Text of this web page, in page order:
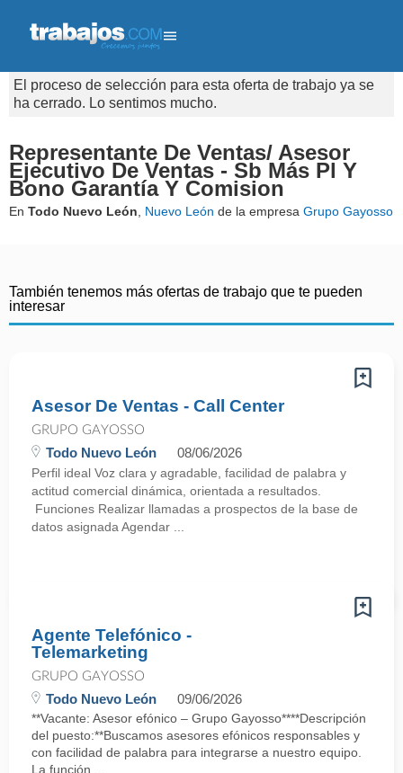
El proceso de selección para esta oferta de trabajo ya se
ha cerrado. Lo sentimos mucho.
Representante De Ventas/ Asesor
Ejecutivo De Ventas - Sb Más Pl Y
Bono Garantía Y Comision
En Todo Nuevo León Nuevo León de la empresa Grupo Gayosso
También tenemos más ofertas de trabajo que te pueden
interesar
Asesor De Ventas - Call Center
GRUPO GAYOSSO
Todo Nuevo León 08/06/2026
Perfil ideal Voz clara y agradable, facilidad de palabra y
actitud comercial dinámica, orientada a resultados.
Funciones Realizar llamadas a prospectos de la base de
datos asignada Agendar ...
Agente Telefónico -
Telemarketing
GRUPO GAYOSSO
Todo Nuevo León 09/06/2026
**Vacante: Asesor efónico – Grupo Gayosso****Descripción
del puesto:**Buscamos asesores efónicos responsables y
con facilidad de palabra para integrarse a nuestro equipo.
La función ...